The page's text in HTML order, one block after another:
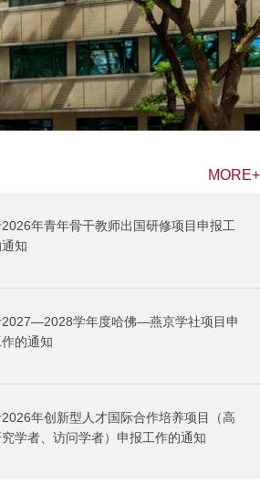
MORE+
年青年骨干教师出国研修项目申报工
知
2027—2028学年度哈佛—燕京学社项目申
的通知
年创新型人才国际合作培养项目（高
学者、访问学者）申报工作的通知